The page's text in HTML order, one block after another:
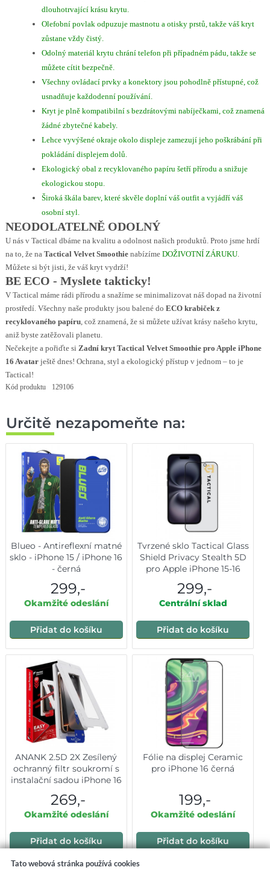
dlouhotrvající krásu krytu.
Olefobní povlak odpuzuje mastnotu a otisky prstů, takže váš kryt
zůstane vždy čistý.
Odolný materiál krytu chrání telefon při případném pádu, takže se
můžete cítit bezpečně.
Všechny ovládací prvky a konektory jsou pohodlně přístupné, což
usnadňuje každodenní používání.
Kryt je plně kompatibilní s bezdrátovými nabíječkami, což znamená
žádné zbytečné kabely.
Lehce vyvýšené okraje okolo displeje zamezují jeho poškrábání při
pokládání displejem dolů.
Ekologický obal z recyklovaného papíru šetří přírodu a snižuje
ekologickou stopu.
Široká škála barev, které skvěle doplní váš outfit a vyjádří váš
osobní styl.
NEODOLATELNĚ ODOLNÝ
U nás v Tactical dbáme na kvalitu a odolnost našich produktů. Proto jsme hrdí
na to, že na Tactical Velvet Smoothienabízíme DOŽIVOTNÍ ZÁRUKU.
Můžete si být jisti, že váš kryt vydrží!
BE ECO - Myslete takticky!
V Tactical máme rádi přírodu a snažíme se minimalizovat náš dopad na životní
prostředí. Všechny naše produkty jsou balené do ECO krabiček z
recyklovaného papíru, což znamená, že si můžete užívat krásy našeho krytu,
aniž byste zatěžovali planetu.
Nečekejte a pořiďte si Zadní kryt Tactical Velvet Smoothie pro Apple iPhone
16 Avatarještě dnes! Ochrana, styl a ekologický přístup v jednom – to je
Tactical!
Kód produktu 129106
Určitě nezapomeňte na:
Blueo - Antireflexní matné
sklo - iPhone 15 / iPhone 16
- černá
299,-
Okamžité odeslání
Přidat do košíku
Tvrzené sklo Tactical Glass
Shield Privacy Stealth 5D
pro Apple iPhone 15-16
299,-
Centrální sklad
Přidat do košíku
ANANK 2.5D 2X Zesílený
ochranný filtr soukromí s
instalační sadou iPhone 16
269,-
Okamžité odeslání
Přidat do košíku
Fólie na displej Ceramic
pro iPhone 16 černá
199,-
Okamžité odeslání
Přidat do košíku
Tato webová stránka používá cookies